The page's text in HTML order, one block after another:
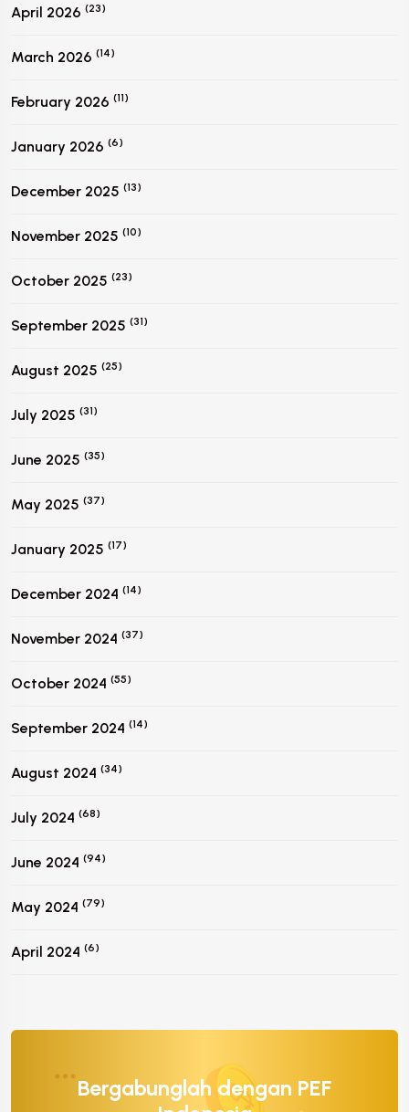
April 2026 (23)
March 2026 (14)
February 2026 (11)
January 2026 (6)
December 2025 (13)
November 2025 (10)
October 2025 (23)
September 2025 (31)
August 2025 (25)
July 2025 (31)
June 2025 (35)
May 2025 (37)
January 2025 (17)
December 2024 (14)
November 2024 (37)
October 2024 (55)
September 2024 (14)
August 2024 (34)
July 2024 (68)
June 2024 (94)
May 2024 (79)
April 2024 (6)
Bergabunglah dengan PEF